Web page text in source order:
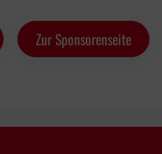
Zur Sponsorenseite